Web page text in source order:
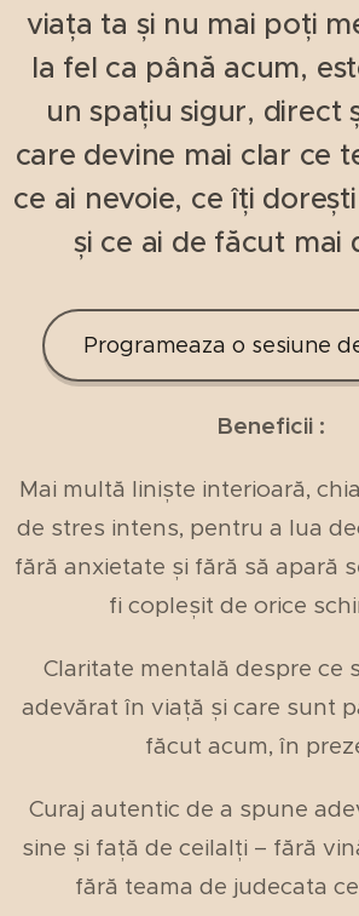
viața ta și nu mai poți
la fel ca până acum,
un spațiu sigur, direct
care devine mai clar ce
ce ai nevoie, ce îți
și ce ai de făcut mai
Programeaza o sesiune
Beneficii :
Mai multă liniște interioară,
de stres intens, pentru a lua
fără anxietate și fără să apară
fi copleșit de orice
Claritate mentală despre ce
adevărat în viață și care sunt
făcut acum, în
Curaj autentic de a spune
sine și față de ceilalți – fără
fără teama de judecata